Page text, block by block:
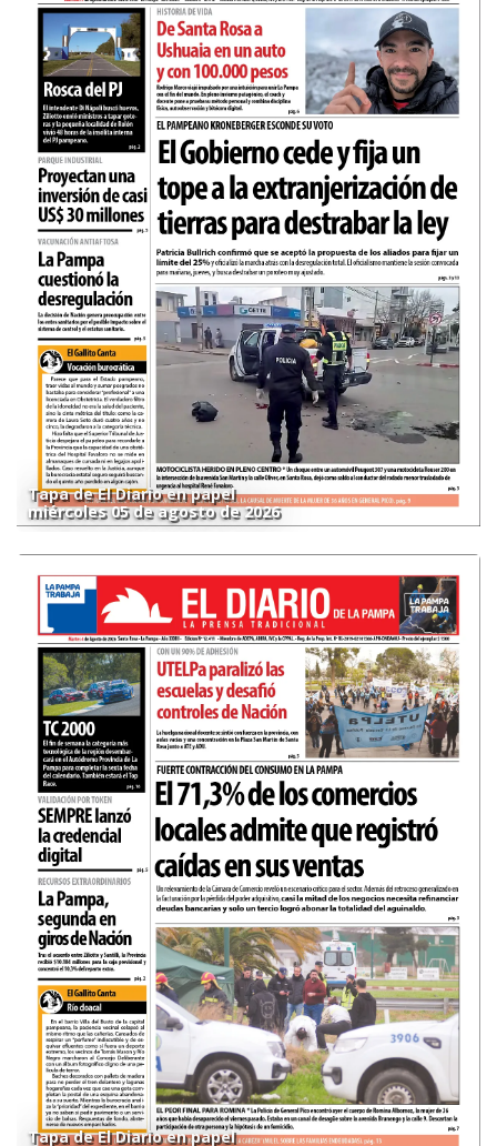
Tapa de El Diario en papel
miércoles 05 de agosto de 2026
Tapa de El Diario en papel